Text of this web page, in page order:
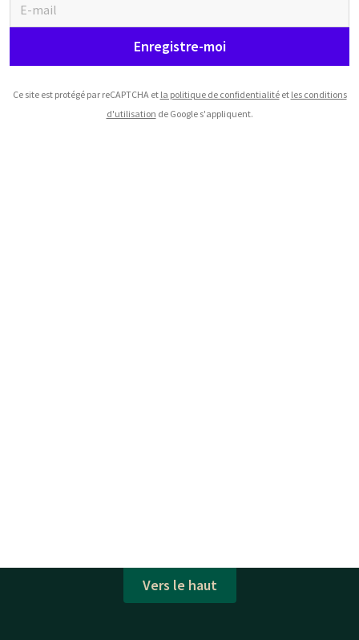
Enregistre-moi
Ce site est protégé par reCAPTCHA et la politique de confidentialitéet les conditions
d'utilisation de Google s'appliquent.
Vers le haut